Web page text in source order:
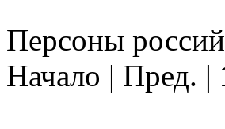
Персоны
Начало | Пред. |